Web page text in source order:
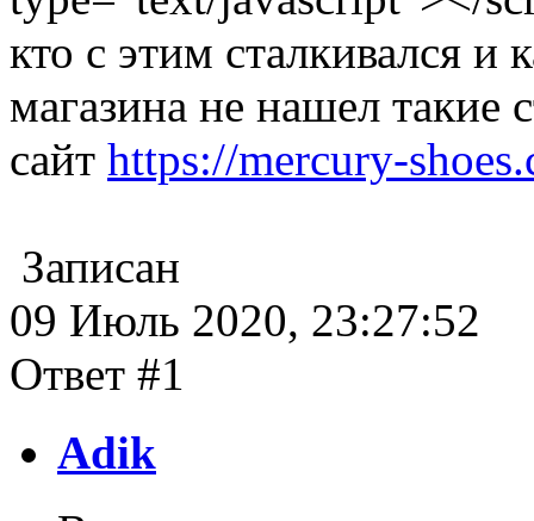
кто с этим сталкивался и
магазина не нашел такие
сайт https://mercury-
Записан
09 Июль 2020, 23:27:52
Ответ #1
Adik